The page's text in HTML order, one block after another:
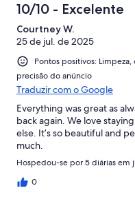
10/10 - Excelente
Courtney W.
25 de jul. de 2025
Pontos positivos:
precisão do anúncio
Traduzir com o Google
Everything was great as
back again. We love
else. It’s so beautiful and
much.
Hospedou-se por 5 diárias em
0